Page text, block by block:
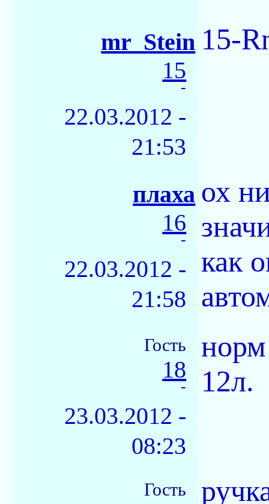
mr_Stein
15
-
22.03.2012 -
21:53
15-
плаха
16
-
22.03.2012 -
21:58
ох
как
Гость
18
-
23.03.2012 -
08:23
12л.
Гость